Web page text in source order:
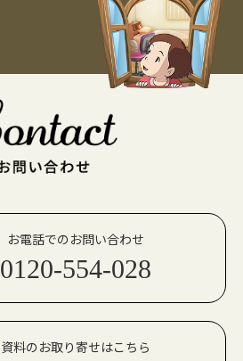
お電話でのお問い合わせ
0120-554-028
資料のお取り寄せはこちら